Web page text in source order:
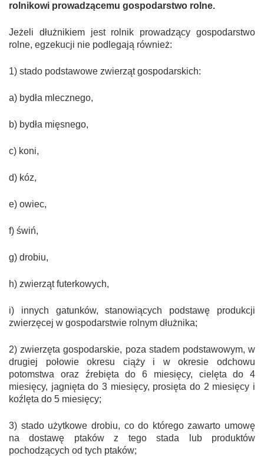
rolnikowi prowadzącemu gospodarstwo rolne.
Jeżeli dłużnikiem jest rolnik prowadzący gospodarstwo
rolne, egzekucji nie podlegają również:
1) stado podstawowe zwierząt gospodarskich:
a) bydła mlecznego,
b) bydła mięsnego,
c) koni,
d) kóz,
e) owiec,
f) świń,
g) drobiu,
h) zwierząt futerkowych,
i) innych gatunków, stanowiących podstawę produkcji
zwierzęcej w gospodarstwie rolnym dłużnika;
2) zwierzęta gospodarskie, poza stadem podstawowym, w
drugiej połowie okresu ciąży i w okresie odchowu
potomstwa oraz źrebięta do 6 miesięcy, cielęta do 4
miesięcy, jagnięta do 3 miesięcy, prosięta do 2 miesięcy i
koźlęta do 5 miesięcy;
3) stado użytkowe drobiu, co do którego zawarto umowę
na dostawę ptaków z tego stada lub produktów
pochodzących od tych ptaków;